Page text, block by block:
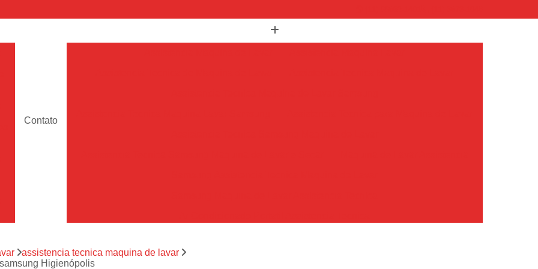
Contato
Assistencia Tecnica Ar Condicionado Portatil
assistencia tecnica maquina de lavar
Higienópolis